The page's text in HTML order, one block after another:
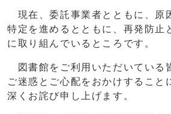
現在、委託事業者とともに、原
特定を進めるとともに、再発防止
に取り組んでいるところです。
図書館をご利用いただいている
ご迷惑とご心配をおかけすること
深くお詫び申し上げます。